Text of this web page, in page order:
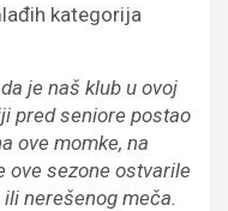
kategorija
je naš klub u ovoj
pred seniore postao
ove momke, na
ove sezone ostvarile
nerešenog meča.